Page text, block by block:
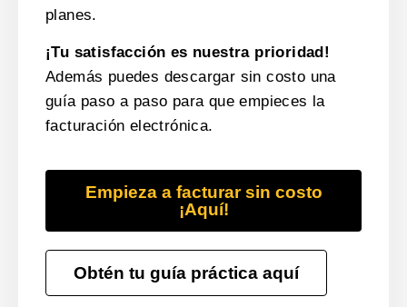
planes.
¡Tu satisfacción es nuestra prioridad!
Además puedes descargar sin costo una
guía paso a paso para que empieces la
facturación electrónica.
Empieza a facturar sin costo
¡Aquí!
Obtén tu guía práctica aquí